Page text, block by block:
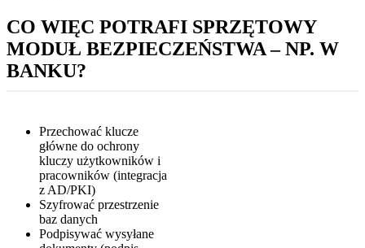
CO WIĘC POTRAFI SPRZĘTOWY
MODUŁ BEZPIECZEŃSTWA – NP. W
BANKU?
Przechować klucze
główne do ochrony
kluczy użytkowników i
pracowników (integracja
z AD/PKI)
Szyfrować przestrzenie
baz danych
Podpisywać wysyłane